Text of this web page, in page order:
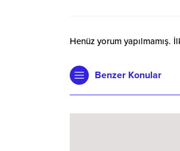
Henüz yorum yapılmamış.
Benzer Konular